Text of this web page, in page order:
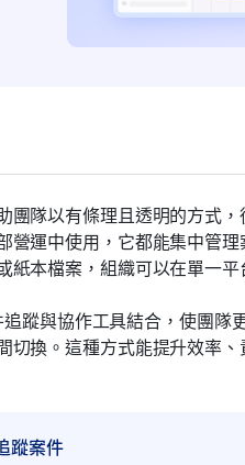
團隊以有條理且透明的方式
營運中使用，它都能集中管
紙本檔案，組織可以在單一
蹤與協作工具結合，使團隊
切換。這種方式能提升效率
蹤案件